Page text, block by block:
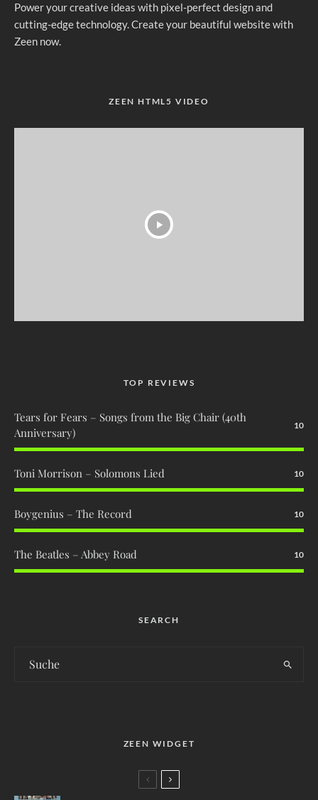
Power your creative ideas with pixel-perfect design and
cutting-edge technology. Create your beautiful website with
Zeen now.
ZEEN HTML5 VIDEO
TOP REVIEWS
Tears for Fears – Songs from the Big Chair (40th
Anniversary)
10
Toni Morrison – Solomons Lied 10
Boygenius – The Record 10
The Beatles – Abbey Road 10
SEARCH
ZEEN WIDGET